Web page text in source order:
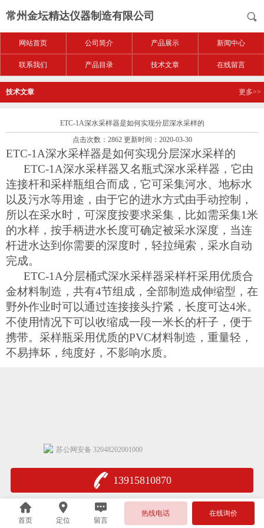
常州金坛精达仪器制造有限公司
网站首页 公司简介 产品展示 新闻中心
联系我们 产品目录 技术文章 在线留言
技术文章 更多>>
ETC-1A深水采样器是如何实现分层深水采样的
点击次数：2862 更新时间：2020-03-30
ETC-1A深水采样器是如何实现分层深水采样的
ETC-1A深水采样器又名瓶式深水采样器，它由
连接杆和采样瓶组合而成，它可采集河水、地标水
以及污水等用途，由于它的进水方式由手动控制，
所以在采水时，可深度按要求采集，比如需采集1米
的水样，按手柄进水长度可确定被采水深度，当连
杆进水达到你需要的深度时，轻拉绳索，采水自动
完成。
ETC-1A分层桶式深水采样器采样杆采用优质合
金材料制造，共有4节组成，全部制造成伸缩型，在
野外作业时可以通过连接接头拧紧，长度可达4米。
不使用情况下可以收缩成一段一米长的杆子，便于
携带。采样瓶采用优质的PVC材料制造，重量轻，
不易摔坏，纯度好，不影响水质。
13915810870
首页 定位 留言
热线电话 在线询价
苏公网安备 32048202001000